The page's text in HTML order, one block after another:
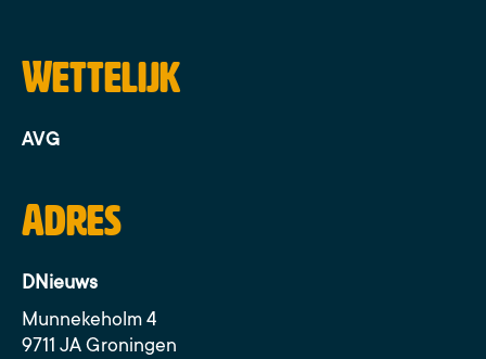
Wettelijk
AVG
Adres
DNieuws
Munnekeholm 4
9711 JA Groningen